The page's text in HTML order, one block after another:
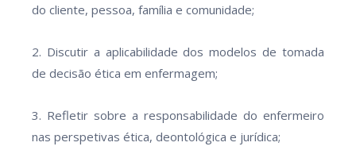
do cliente, pessoa, família e comunidade;
2. Discutir a aplicabilidade dos modelos de tomada
de decisão ética em enfermagem;
3. Refletir sobre a responsabilidade do enfermeiro
nas perspetivas ética, deontológica e jurídica;